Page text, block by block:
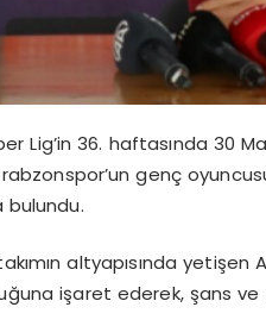
Lig’in 36. haftasında 30
genç
bulundu.
altyapısında yetişen
işaret ederek, şans